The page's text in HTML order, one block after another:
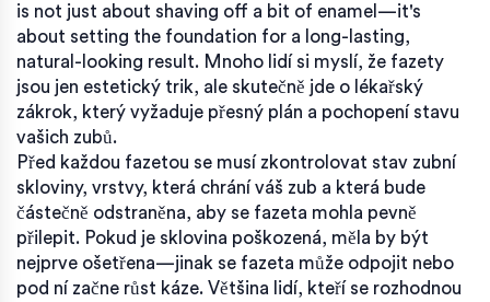
is not just about shaving off a bit of enamel—it's
about setting the foundation for a long-lasting,
natural-looking result. Mnoho lidí si myslí, že fazety
jsou jen estetický trik, ale skutečně jde o lékařský
zákrok, který vyžaduje přesný plán a pochopení stavu
vašich zubů.
Před každou fazetou se musí zkontrolovat stav zubní
skloviny, vrstvy, která chrání váš zub a která bude
částečně odstraněna, aby se fazeta mohla pevně
přilepit. Pokud je sklovina poškozená, měla by být
nejprve ošetřena—jinak se fazeta může odpojit nebo
pod ní začne růst káze. Většina lidí, kteří se rozhodnou